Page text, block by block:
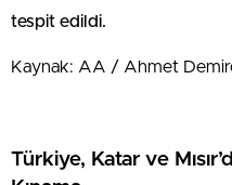
tespit edildi.
Kaynak: AA / Ahmet
Türkiye, Katar ve